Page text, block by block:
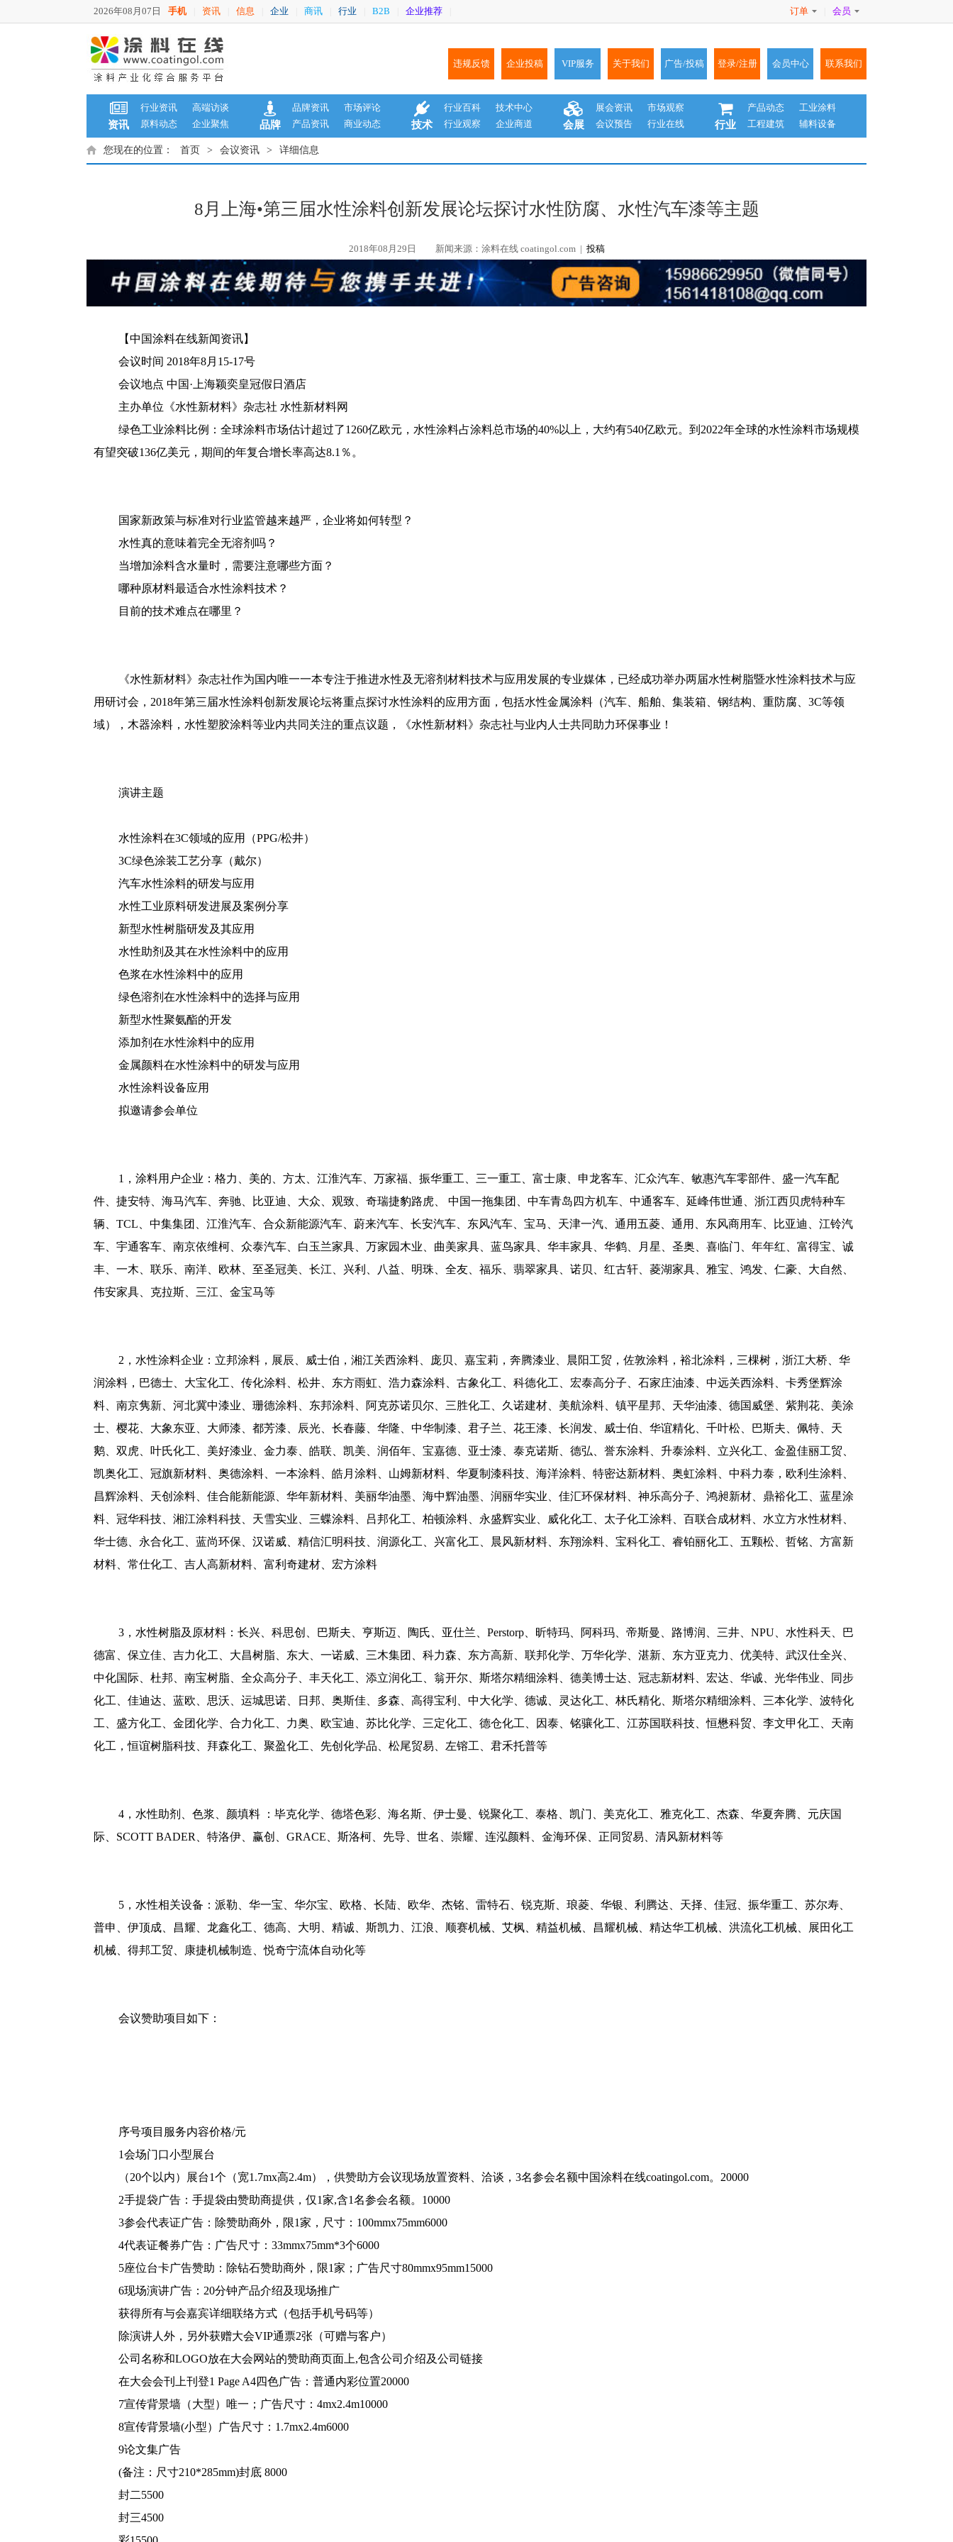
2026年08月07日 手机 资讯 信息 企业 商讯 行业 B2B 企业推荐 订单 会员
违规反馈 企业投稿 VIP服务 关于我们 广告/投稿 登录/注册 会员中心 联系我们
资讯
行业资讯
高端访谈
原料动态
企业聚焦 品牌
品牌资讯
市场评论
产品资讯
商业动态 技术
行业百科
技术中心
行业观察
企业商道 会展
展会资讯
市场观察
会议预告
行业在线 行业
产品动态
工业涂料
工程建筑
辅料设备
您现在的位置： 首页 > 会议资讯 > 详细信息
8月上海•第三届水性涂料创新发展论坛探讨水性防腐、水性汽车漆等主题
2018年08月29日 新闻来源：涂料在线 coatingol.com | 投稿
【中国涂料在线新闻资讯】
会议时间 2018年8月15-17号
会议地点 中国·上海颖奕皇冠假日酒店
主办单位《水性新材料》杂志社 水性新材料网
绿色工业涂料比例：全球涂料市场估计超过了1260亿欧元，水性涂料占涂料总市场的40%以上，大约有540亿欧元。到2022年全球的水性涂料市场规模
有望突破136亿美元，期间的年复合增长率高达8.1％。
国家新政策与标准对行业监管越来越严，企业将如何转型？
水性真的意味着完全无溶剂吗？
当增加涂料含水量时，需要注意哪些方面？
哪种原材料最适合水性涂料技术？
目前的技术难点在哪里？
《水性新材料》杂志社作为国内唯一一本专注于推进水性及无溶剂材料技术与应用发展的专业媒体，已经成功举办两届水性树脂暨水性涂料技术与应
用研讨会，2018年第三届水性涂料创新发展论坛将重点探讨水性涂料的应用方面，包括水性金属涂料（汽车、船舶、集装箱、钢结构、重防腐、3C等领
域），木器涂料，水性塑胶涂料等业内共同关注的重点议题，《水性新材料》杂志社与业内人士共同助力环保事业！
演讲主题
水性涂料在3C领域的应用（PPG/松井）
3C绿色涂装工艺分享（戴尔）
汽车水性涂料的研发与应用
水性工业原料研发进展及案例分享
新型水性树脂研发及其应用
水性助剂及其在水性涂料中的应用
色浆在水性涂料中的应用
绿色溶剂在水性涂料中的选择与应用
新型水性聚氨酯的开发
添加剂在水性涂料中的应用
金属颜料在水性涂料中的研发与应用
水性涂料设备应用
拟邀请参会单位
1，涂料用户企业：格力、美的、方太、江淮汽车、万家福、振华重工、三一重工、富士康、申龙客车、汇众汽车、敏惠汽车零部件、盛一汽车配
件、捷安特、海马汽车、奔驰、比亚迪、大众、观致、奇瑞捷豹路虎、 中国一拖集团、中车青岛四方机车、中通客车、延峰伟世通、浙江西贝虎特种车
辆、TCL、中集集团、江淮汽车、合众新能源汽车、蔚来汽车、长安汽车、东风汽车、宝马、天津一汽、通用五菱、通用、东风商用车、比亚迪、江铃汽
车、宇通客车、南京依维柯、众泰汽车、白玉兰家具、万家园木业、曲美家具、蓝鸟家具、华丰家具、华鹤、月星、圣奥、喜临门、年年红、富得宝、诚
丰、一木、联乐、南洋、欧林、至圣冠美、长江、兴利、八益、明珠、全友、福乐、翡翠家具、诺贝、红古轩、菱湖家具、雅宝、鸿发、仁豪、大自然、
伟安家具、克拉斯、三江、金宝马等
2，水性涂料企业：立邦涂料，展辰、威士伯，湘江关西涂料、庞贝、嘉宝莉，奔腾漆业、晨阳工贸，佐敦涂料，裕北涂料，三棵树，浙江大桥、华
润涂料，巴德士、大宝化工、传化涂料、松井、东方雨虹、浩力森涂料、古象化工、科德化工、宏泰高分子、石家庄油漆、中远关西涂料、卡秀堡辉涂
料、南京隽新、河北冀中漆业、珊德涂料、东邦涂料、阿克苏诺贝尔、三胜化工、久诺建材、美航涂料、镇平星邦、天华油漆、德国威堡、紫荆花、美涂
士、樱花、大象东亚、大师漆、都芳漆、辰光、长春藤、华隆、中华制漆、君子兰、花王漆、长润发、威士伯、华谊精化、千叶松、巴斯夫、佩特、天
鹅、双虎、叶氏化工、美好漆业、金力泰、皓联、凯美、润佰年、宝嘉德、亚士漆、泰克诺斯、德弘、誉东涂料、升泰涂料、立兴化工、金盈佳丽工贸、
凯奥化工、冠旗新材料、奥德涂料、一本涂料、皓月涂料、山姆新材料、华夏制漆科技、海洋涂料、特密达新材料、奥虹涂料、中科力泰，欧利生涂料、
昌辉涂料、天创涂料、佳合能新能源、华年新材料、美丽华油墨、海中辉油墨、润丽华实业、佳汇环保材料、神乐高分子、鸿昶新材、鼎裕化工、蓝星涂
料、冠华科技、湘江涂料科技、天雪实业、三蝶涂料、吕邦化工、柏顿涂料、永盛辉实业、威化化工、太子化工涂料、百联合成材料、水立方水性材料、
华士德、永合化工、蓝尚环保、汉诺威、精信汇明科技、润源化工、兴富化工、晨风新材料、东翔涂料、宝科化工、睿铂丽化工、五颗松、哲铭、方富新
材料、常仕化工、吉人高新材料、富利奇建材、宏方涂料
3，水性树脂及原材料：长兴、科思创、巴斯夫、亨斯迈、陶氏、亚仕兰、Perstorp、昕特玛、阿科玛、帝斯曼、路博润、三井、NPU、水性科天、巴
德富、保立佳、吉力化工、大昌树脂、东大、一诺威、三木集团、科力森、东方高新、联邦化学、万华化学、湛新、东方亚克力、优美特、武汉仕全兴、
中化国际、杜邦、南宝树脂、全众高分子、丰天化工、添立润化工、翁开尔、斯塔尔精细涂料、德美博士达、冠志新材料、宏达、华诚、光华伟业、同步
化工、佳迪达、蓝欧、思沃、运城思诺、日邦、奥斯佳、多森、高得宝利、中大化学、德诚、灵达化工、林氏精化、斯塔尔精细涂料、三本化学、波特化
工、盛方化工、金团化学、合力化工、力奥、欧宝迪、苏比化学、三定化工、德仓化工、因泰、铭骧化工、江苏国联科技、恒懋科贸、李文甲化工、天南
化工，恒谊树脂科技、拜森化工、聚盈化工、先创化学品、松尾贸易、左镕工、君禾托普等
4，水性助剂、色浆、颜填料 ：毕克化学、德塔色彩、海名斯、伊士曼、锐聚化工、泰格、凯门、美克化工、雅克化工、杰森、华夏奔腾、元庆国
际、SCOTT BADER、特洛伊、赢创、GRACE、斯洛柯、先导、世名、崇耀、连泓颜料、金海环保、正同贸易、清风新材料等
5，水性相关设备：派勒、华一宝、华尔宝、欧格、长陆、欧华、杰铭、雷特石、锐克斯、琅菱、华银、利腾达、天择、佳冠、振华重工、苏尔寿、
普申、伊顶成、昌耀、龙鑫化工、德高、大明、精诚、斯凯力、江浪、顺赛机械、艾枫、精益机械、昌耀机械、精达华工机械、洪流化工机械、展田化工
机械、得邦工贸、康捷机械制造、悦奇宁流体自动化等
会议赞助项目如下：
序号项目服务内容价格/元
1会场门口小型展台
（20个以内）展台1个（宽1.7mx高2.4m），供赞助方会议现场放置资料、洽谈，3名参会名额中国涂料在线coatingol.com。20000
2手提袋广告：手提袋由赞助商提供，仅1家,含1名参会名额。10000
3参会代表证广告：除赞助商外，限1家，尺寸：100mmx75mm6000
4代表证餐券广告：广告尺寸：33mmx75mm*3个6000
5座位台卡广告赞助：除钻石赞助商外，限1家；广告尺寸80mmx95mm15000
6现场演讲广告：20分钟产品介绍及现场推广
获得所有与会嘉宾详细联络方式（包括手机号码等）
除演讲人外，另外获赠大会VIP通票2张（可赠与客户）
公司名称和LOGO放在大会网站的赞助商页面上,包含公司介绍及公司链接
在大会会刊上刊登1 Page A4四色广告：普通内彩位置20000
7宣传背景墙（大型）唯一；广告尺寸：4mx2.4m10000
8宣传背景墙(小型）广告尺寸：1.7mx2.4m6000
9论文集广告
(备注：尺寸210*285mm)封底 8000
封二5500
封三4500